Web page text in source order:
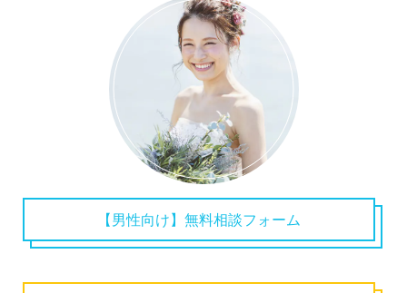
【男性向け】無料相談フォーム